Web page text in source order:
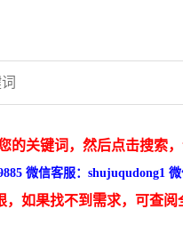
的关键词，然后点击搜索
微信客服：shujuqudong1
，如果找不到需求，可查阅